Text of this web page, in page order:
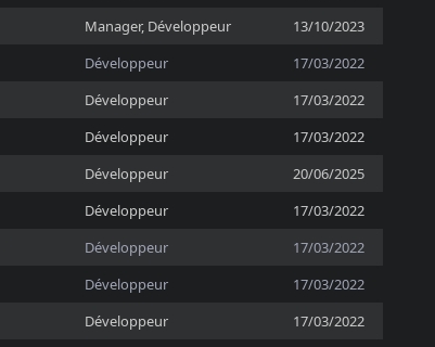
Manager, Développeur
13/10/2023
Développeur
17/03/2022
Développeur
17/03/2022
Développeur
17/03/2022
Développeur
20/06/2025
Développeur
17/03/2022
Développeur
17/03/2022
Développeur
17/03/2022
Développeur
17/03/2022